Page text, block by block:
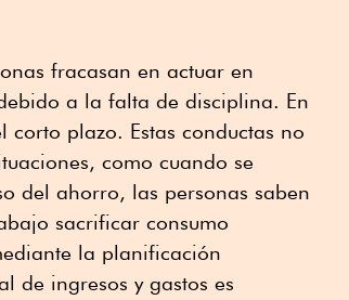
fracasan en actuar en
a la falta de disciplina. En
plazo. Estas conductas no
como cuando se
del ahorro, las personas saben
sacrificar consumo
la planificación
de ingresos y gastos es